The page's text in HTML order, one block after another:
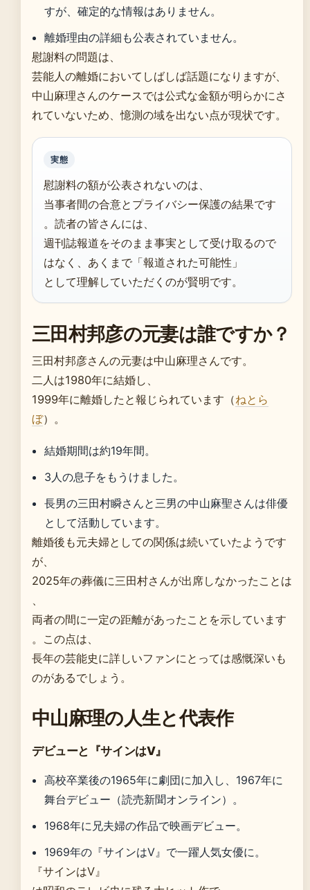
すが、確定的な情報はありません。
離婚理由の詳細も公表されていません。
慰謝料の問題は、
芸能人の離婚においてしばしば話題になりますが、
中山麻理さんのケースでは公式な金額が明らかにさ
れていないため、憶測の域を出ない点が現状です。
実態
慰謝料の額が公表されないのは、
当事者間の合意とプライバシー保護の結果です
。読者の皆さんには、
週刊誌報道をそのまま事実として受け取るので
はなく、あくまで「報道された可能性」
として理解していただくのが賢明です。
三田村邦彦の元妻は誰ですか？
三田村邦彦さんの元妻は中山麻理さんです。
二人は1980年に結婚し、
1999年に離婚したと報じられています（ねとら
ぼ）。
結婚期間は約19年間。
3人の息子をもうけました。
長男の三田村瞬さんと三男の中山麻聖さんは俳優
として活動しています。
離婚後も元夫婦としての関係は続いていたようです
が、
2025年の葬儀に三田村さんが出席しなかったことは
、
両者の間に一定の距離があったことを示しています
。この点は、
長年の芸能史に詳しいファンにとっては感慨深いも
のがあるでしょう。
中山麻理の人生と代表作
デビューと『サインはV』
高校卒業後の1965年に劇団に加入し、1967年に
舞台デビュー（読売新聞オンライン）。
1968年に兄夫婦の作品で映画デビュー。
1969年の『サインはV』で一躍人気女優に。
『サインはV』